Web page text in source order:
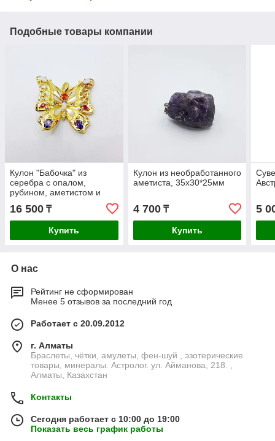
Подобные товары компании
Кулон "Бабочка" из
серебра с опалом,
рубином, аметистом и
фианитами
16 500 ₸
Купить
Кулон из необработанного
аметиста, 35х30*25мм
4 700₸
Купить
5
О нас
Рейтинг не сформирован
Менее 5 отзывов за последний год
Работает с 20.09.2012
г. Алматы
Браслеты, чётки, амулеты, фен-шуй , эзотерические
товары, минералы. Астролог. ул. Айманова, 218. ,
Алматы, Казахстан
Контакты
Сегодня работает с 10:00 до 19:00
Показать весь график работы